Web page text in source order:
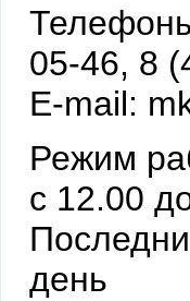
05-46, 8
E-mail:
Режим
с 12.00
день